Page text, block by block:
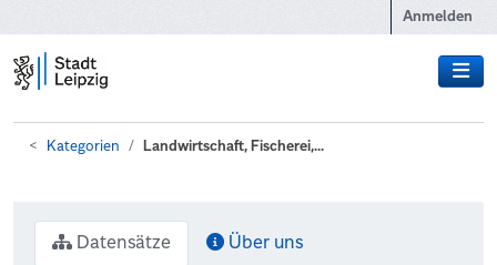
Anmelden
Kategorien Landwirtschaft, Fischerei,...
Datensätze Über uns